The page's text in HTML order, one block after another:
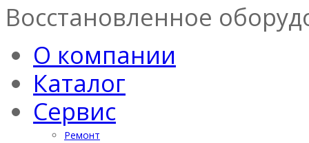
Восстановленное
О компании
Каталог
Сервис
Ремонт